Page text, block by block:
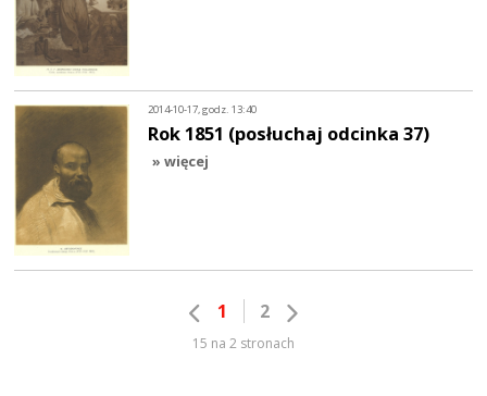
2014-10-17, godz. 13:40
Rok 1851 (posłuchaj odcinka 37)
» więcej
1 2
15 na 2 stronach